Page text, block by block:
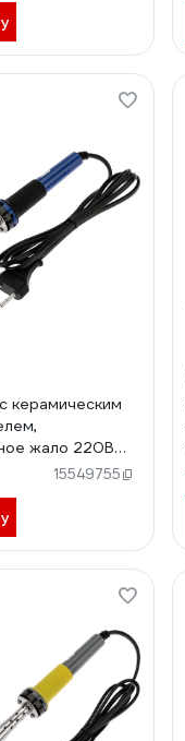
керамическим
жало 220В
12-0123
15549755